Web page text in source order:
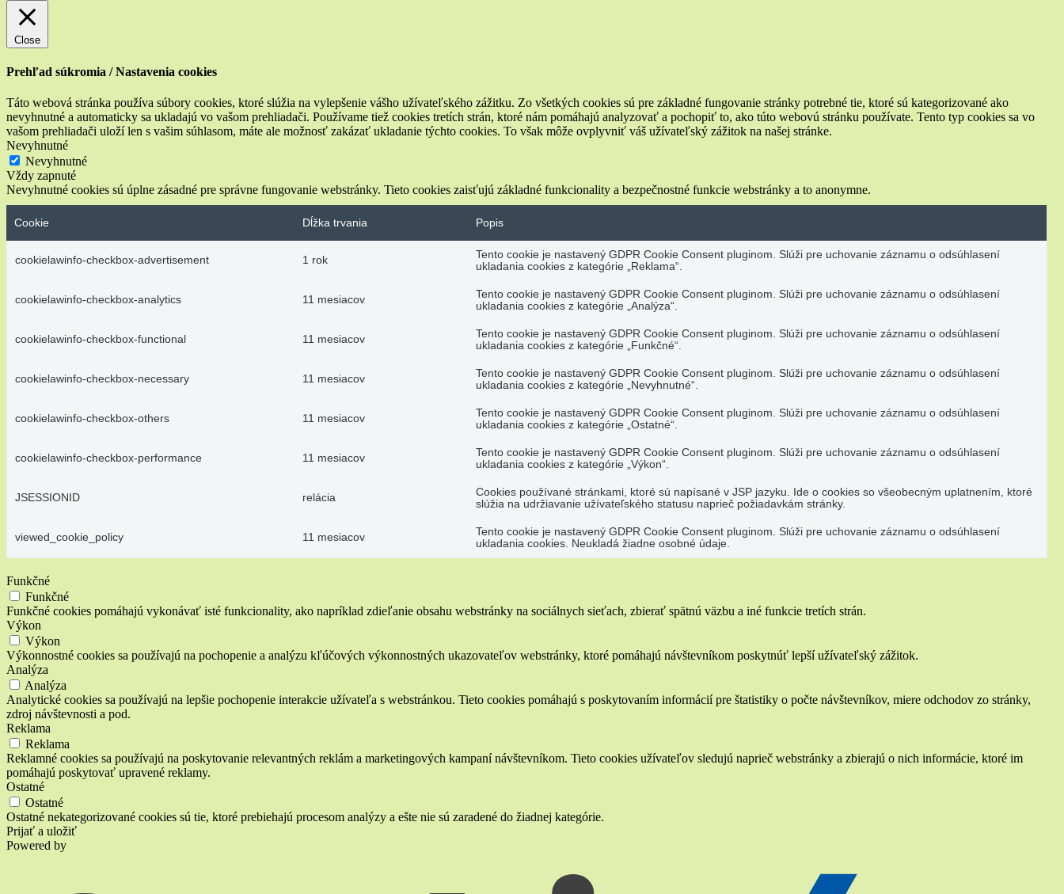
Close
Prehľad súkromia / Nastavenia cookies
Táto webová stránka používa súbory cookies, ktoré slúžia na vylepšenie vášho užívateľského zážitku. Zo všetkých cookies sú pre základné fungovanie stránky potrebné tie, ktoré sú kategorizované ako
nevyhnutné a automaticky sa ukladajú vo vašom prehliadači. Používame tiež cookies tretích strán, ktoré nám pomáhajú analyzovať a pochopiť to, ako túto webovú stránku používate. Tento typ cookies sa vo
vašom prehliadači uloží len s vašim súhlasom, máte ale možnosť zakázať ukladanie týchto cookies. To však môže ovplyvniť váš užívateľský zážitok na našej stránke.
Nevyhnutné
Nevyhnutné
Vždy zapnuté
Nevyhnutné cookies sú úplne zásadné pre správne fungovanie webstránky. Tieto cookies zaisťujú základné funkcionality a bezpečnostné funkcie webstránky a to anonymne.
Cookie Dĺžka trvania Popis
cookielawinfo-checkbox-advertisement 1 rok
Tento cookie je nastavený GDPR Cookie Consent pluginom. Slúži pre uchovanie záznamu o odsúhlasení
ukladania cookies z kategórie „Reklama“.
cookielawinfo-checkbox-analytics 11 mesiacov
Tento cookie je nastavený GDPR Cookie Consent pluginom. Slúži pre uchovanie záznamu o odsúhlasení
ukladania cookies z kategórie „Analýza“.
cookielawinfo-checkbox-functional 11 mesiacov
Tento cookie je nastavený GDPR Cookie Consent pluginom. Slúži pre uchovanie záznamu o odsúhlasení
ukladania cookies z kategórie „Funkčné“.
cookielawinfo-checkbox-necessary 11 mesiacov
Tento cookie je nastavený GDPR Cookie Consent pluginom. Slúži pre uchovanie záznamu o odsúhlasení
ukladania cookies z kategórie „Nevyhnutné“.
cookielawinfo-checkbox-others 11 mesiacov
Tento cookie je nastavený GDPR Cookie Consent pluginom. Slúži pre uchovanie záznamu o odsúhlasení
ukladania cookies z kategórie „Ostatné“.
cookielawinfo-checkbox-performance 11 mesiacov
Tento cookie je nastavený GDPR Cookie Consent pluginom. Slúži pre uchovanie záznamu o odsúhlasení
ukladania cookies z kategórie „Výkon“.
JSESSIONID relácia
Cookies používané stránkami, ktoré sú napísané v JSP jazyku. Ide o cookies so všeobecným uplatnením, ktoré
slúžia na udržiavanie užívateľského statusu naprieč požiadavkám stránky.
viewed_cookie_policy 11 mesiacov
Tento cookie je nastavený GDPR Cookie Consent pluginom. Slúži pre uchovanie záznamu o odsúhlasení
ukladania cookies. Neukladá žiadne osobné údaje.
Funkčné
Funkčné
Funkčné cookies pomáhajú vykonávať isté funkcionality, ako napríklad zdieľanie obsahu webstránky na sociálnych sieťach, zbierať spätnú väzbu a iné funkcie tretích strán.
Výkon
Výkon
Výkonnostné cookies sa používajú na pochopenie a analýzu kľúčových výkonnostných ukazovateľov webstránky, ktoré pomáhajú návštevníkom poskytnúť lepší užívateľský zážitok.
Analýza
Analýza
Analytické cookies sa používajú na lepšie pochopenie interakcie užívateľa s webstránkou. Tieto cookies pomáhajú s poskytovaním informácií pre štatistiky o počte návštevníkov, miere odchodov zo stránky,
zdroj návštevnosti a pod.
Reklama
Reklama
Reklamné cookies sa používajú na poskytovanie relevantných reklám a marketingových kampaní návštevníkom. Tieto cookies užívateľov sledujú naprieč webstránky a zbierajú o nich informácie, ktoré im
pomáhajú poskytovať upravené reklamy.
Ostatné
Ostatné
Ostatné nekategorizované cookies sú tie, ktoré prebiehajú procesom analýzy a ešte nie sú zaradené do žiadnej kategórie.
Prijať a uložiť
Powered by